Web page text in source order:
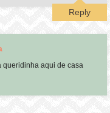
Reply
queridinha aqui de casa